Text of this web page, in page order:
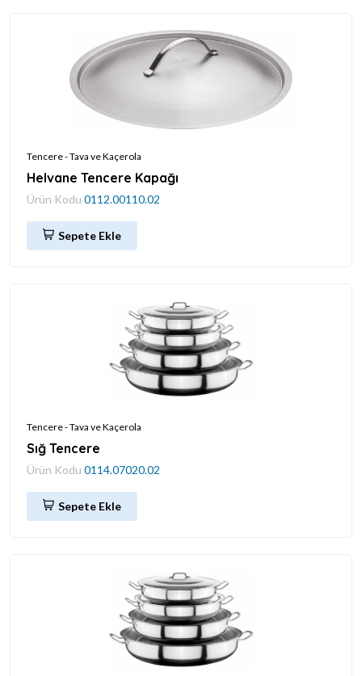
Tencere - Tava ve Kaçerola
Helvane Tencere Kapağı
Ürün Kodu 0112.00110.02
Sepete Ekle
Tencere - Tava ve Kaçerola
Sığ Tencere
Ürün Kodu 0114.07020.02
Sepete Ekle